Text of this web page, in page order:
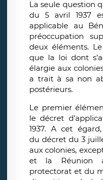
La seule question
du 5 avril 1937
applicable au
préoccupation
deux éléments.
que la loi dont
élargie aux
a trait à sa non
postérieurs.
Le premier
le décret
1937. A cet
du décret du 3
aux colonies,
et la Réunion
protectorat et du